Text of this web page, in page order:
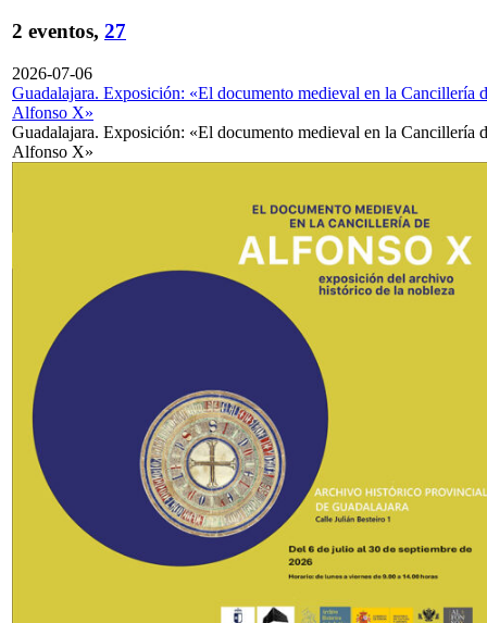
2 eventos, 27
2026-07-06
Guadalajara. Exposición: «El documento medieval en la Cancillería
Alfonso X»
Guadalajara. Exposición: «El documento medieval en la Cancillería
Alfonso X»